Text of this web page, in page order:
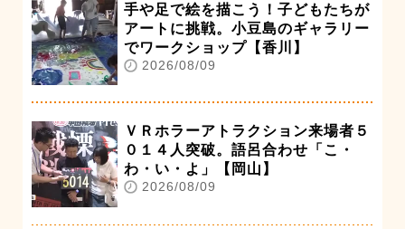
手や足で絵を描こう！子どもたちが
アートに挑戦。小豆島のギャラリー
でワークショップ【香川】
2026/08/09
ＶＲホラーアトラクション来場者５
０１４人突破。語呂合わせ「こ・
わ・い・よ」【岡山】
2026/08/09